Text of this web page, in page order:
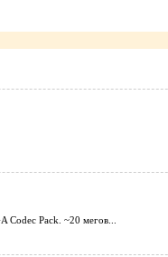
Codec Pack. ~20 мегов...